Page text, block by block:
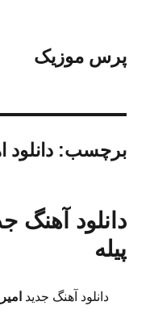
پرس موزیک
برچسب:
دانلود آهنگ
پیله
دانلود آهنگ جدید